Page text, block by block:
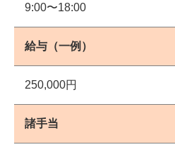
9:00〜18:00
給与（一例）
250,000円
諸手当